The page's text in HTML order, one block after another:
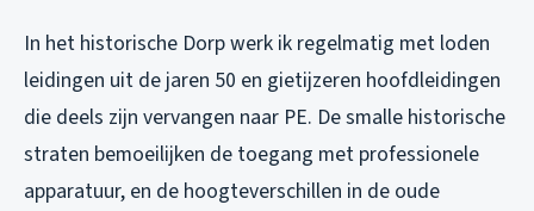
In het historische Dorp werk ik regelmatig met loden
leidingen uit de jaren 50 en gietijzeren hoofdleidingen
die deels zijn vervangen naar PE. De smalle historische
straten bemoeilijken de toegang met professionele
apparatuur, en de hoogteverschillen in de oude